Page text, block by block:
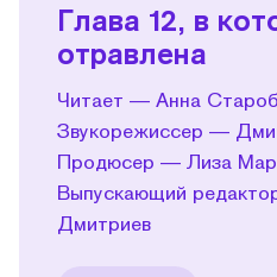
Глава 12, в
отравлена
Читает — Анна
Звукорежиссер —
Продюсер — Лиза
Выпускающий
Дмитриев